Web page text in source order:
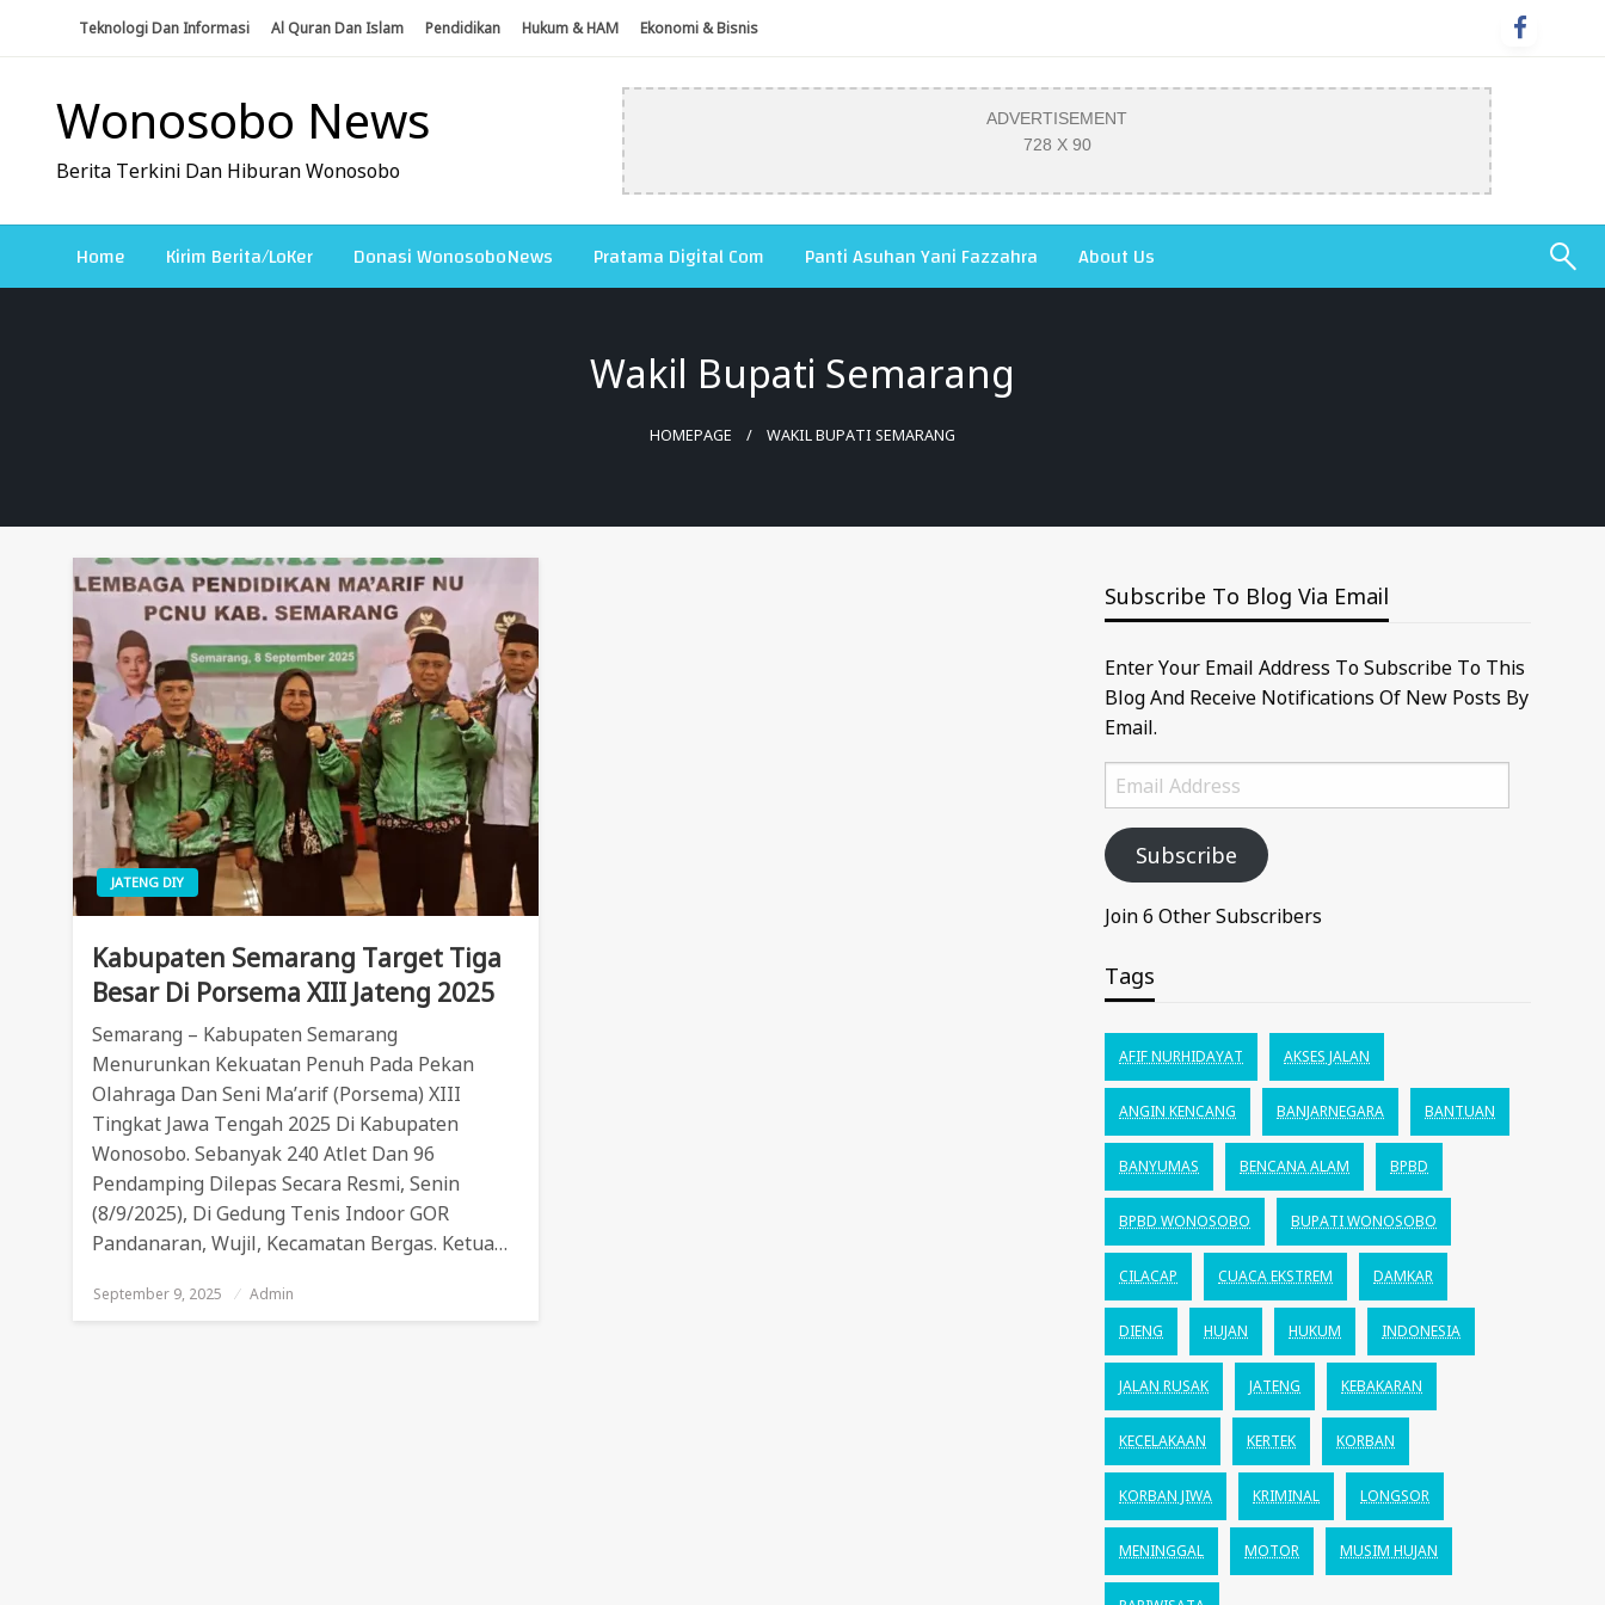
Teknologi Dan Informasi Al Quran Dan Islam Pendidikan Hukum & HAM Ekonomi & Bisnis
Wonosobo News
Berita Terkini Dan Hiburan Wonosobo
ADVERTISEMENT
728 X 90
Home Kirim Berita/LoKer Donasi WonosoboNews Pratama Digital Com Panti Asuhan Yani Fazzahra About Us
Wakil Bupati Semarang
HOMEPAGE WAKIL BUPATI SEMARANG
JATENG DIY
Kabupaten Semarang Target Tiga
Besar Di Porsema XIII Jateng 2025
Semarang – Kabupaten Semarang
Menurunkan Kekuatan Penuh Pada Pekan
Olahraga Dan Seni Ma’arif (Porsema) XIII
Tingkat Jawa Tengah 2025 Di Kabupaten
Wonosobo. Sebanyak 240 Atlet Dan 96
Pendamping Dilepas Secara Resmi, Senin
(8/9/2025), Di Gedung Tenis Indoor GOR
Pandanaran, Wujil, Kecamatan Bergas. Ketua…
Posted
On
September 9, 2025 Admin
Subscribe To Blog Via Email
Enter Your Email Address To Subscribe To This
Blog And Receive Notifications Of New Posts By
Email.
Email
Address
Subscribe
Join 6 Other Subscribers
Tags
AFIF NURHIDAYAT AKSES JALAN
ANGIN KENCANG BANJARNEGARA BANTUAN
BANYUMAS BENCANA ALAM BPBD
BPBD WONOSOBO BUPATI WONOSOBO
CILACAP CUACA EKSTREM DAMKAR
DIENG HUJAN HUKUM INDONESIA
JALAN RUSAK JATENG KEBAKARAN
KECELAKAAN KERTEK KORBAN
KORBAN JIWA KRIMINAL LONGSOR
MENINGGAL MOTOR MUSIM HUJAN